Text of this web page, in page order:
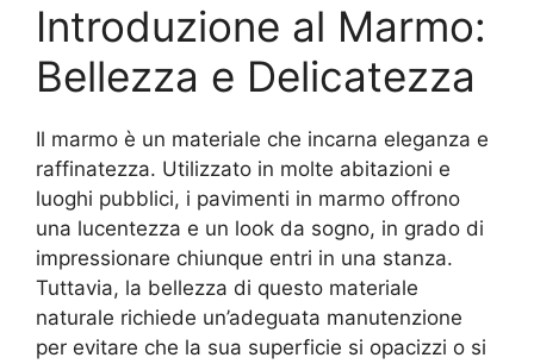
Introduzione al Marmo:
Bellezza e Delicatezza
Il marmo è un materiale che incarna eleganza e
raffinatezza. Utilizzato in molte abitazioni e
luoghi pubblici, i pavimenti in marmo offrono
una lucentezza e un look da sogno, in grado di
impressionare chiunque entri in una stanza.
Tuttavia, la bellezza di questo materiale
naturale richiede un’adeguata manutenzione
per evitare che la sua superficie si opacizzi o si